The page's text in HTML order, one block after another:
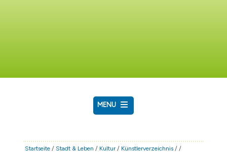
MENU
RATHAUS & POLITIK
Startseite /Stadt & Leben / Kultur/ Künstlerverzeichnis / /